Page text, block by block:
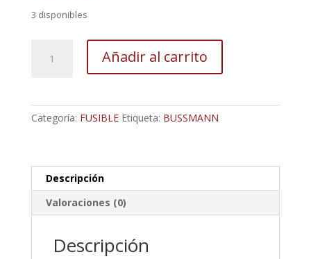
3 disponibles
Fusible,
300
Añadir al carrito
Categoría: FUSIBLE Etiqueta: BUSSMANN
Descripción
Valoraciones (0)
Descripción